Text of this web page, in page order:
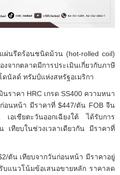
ผ่นรีดร้อนชนิดม้วน (hot-rolled coil)
กตลาดมีการประเมินเกี่ยวกับภาษี
นัลด์ ทรัมป์แห่งสหรัฐอเมริกา
ราคา HRC เกรด SS400 ความหนา
อนหน้า มีราคาที่ $447/ตัน FOB จีน
อเชียตะวันออกเฉียงใต้ ได้รับการ
เทียบในช่วงเวลาเดียวกัน มีราคาที่
ตัน เทียบจากวันก่อนหน้า มีราคาอยู่
แนวโน้มข้อเสนอขายหลัก ราคาลด